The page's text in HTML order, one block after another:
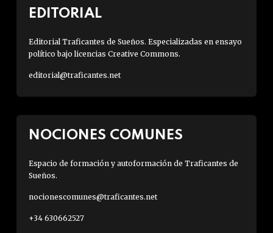
EDITORIAL
Editorial Traficantes de Sueños. Especializadas en ensayo
político bajo licencias Creative Commons.
editorial@traficantes.net
NOCIONES COMUNES
Espacio de formación y autoformación de Traficantes de
Sueños.
nocionescomunes@traficantes.net
+34 630662527